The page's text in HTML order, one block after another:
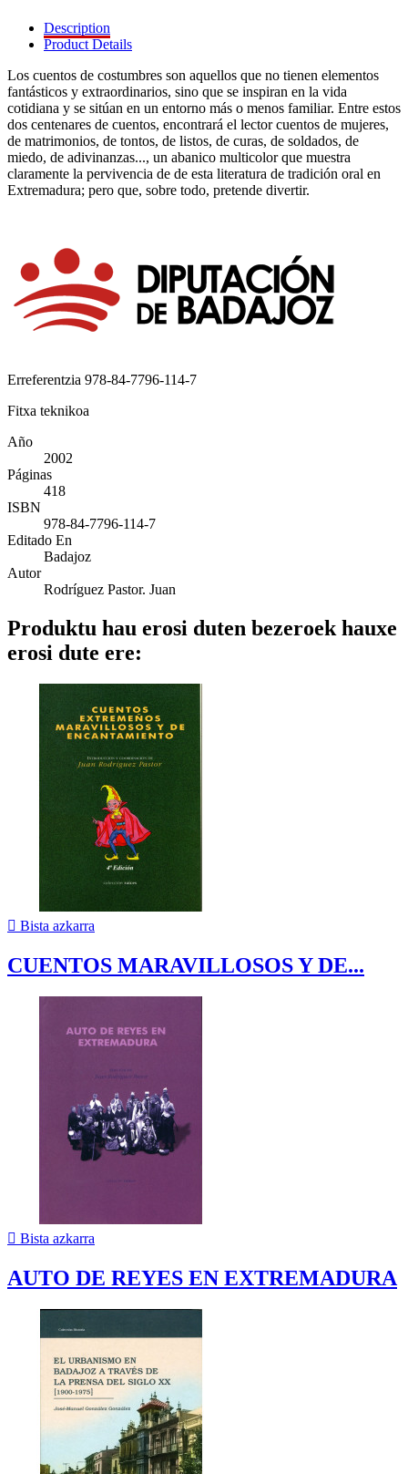
Description
Product Details
Los cuentos de costumbres son aquellos que no tienen elementos
fantásticos y extraordinarios, sino que se inspiran en la vida
cotidiana y se sitúan en un entorno más o menos familiar. Entre estos
dos centenares de cuentos, encontrará el lector cuentos de mujeres,
de matrimonios, de tontos, de listos, de curas, de soldados, de
miedo, de adivinanzas..., un abanico multicolor que muestra
claramente la pervivencia de de esta literatura de tradición oral en
Extremadura; pero que, sobre todo, pretende divertir.
Erreferentzia 978-84-7796-114-7
Fitxa teknikoa
Año
2002
Páginas
418
ISBN
978-84-7796-114-7
Editado En
Badajoz
Autor
Rodríguez Pastor. Juan
Produktu hau erosi duten bezeroek hauxe
erosi dute ere:
 Bista azkarra
CUENTOS MARAVILLOSOS Y DE...
 Bista azkarra
AUTO DE REYES EN EXTREMADURA